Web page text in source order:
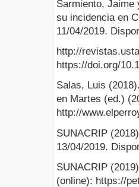
Sarmiento, Jaime
su incidencia en
11/04/2019.
http://
https://doi.org/
Salas, Luis
en Martes (ed.)
http://
SUNACRIP
13/04/2019.
SUNACRIP
(online): https://